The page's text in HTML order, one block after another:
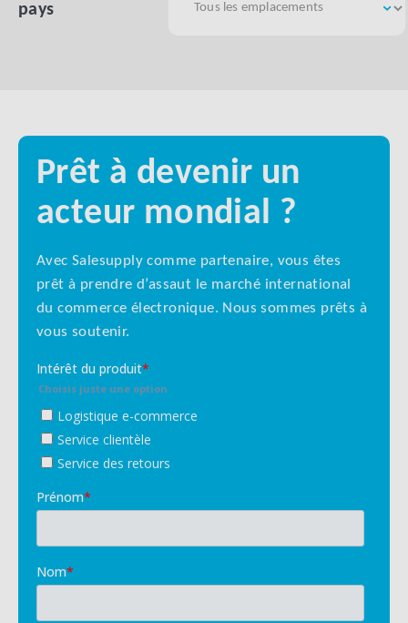
pays
Prêt à devenir un
acteur mondial ?
Avec Salesupply comme partenaire, vous êtes
prêt à prendre d’assaut le marché international
du commerce électronique. Nous sommes prêts à
vous soutenir.